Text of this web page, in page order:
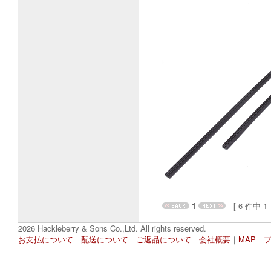
1
[ 6 件中 1
2026 Hackleberry & Sons Co.,Ltd. All rights reserved.
お支払について ｜ 配送について ｜ ご返品について ｜ 会社概要 ｜ MAP ｜